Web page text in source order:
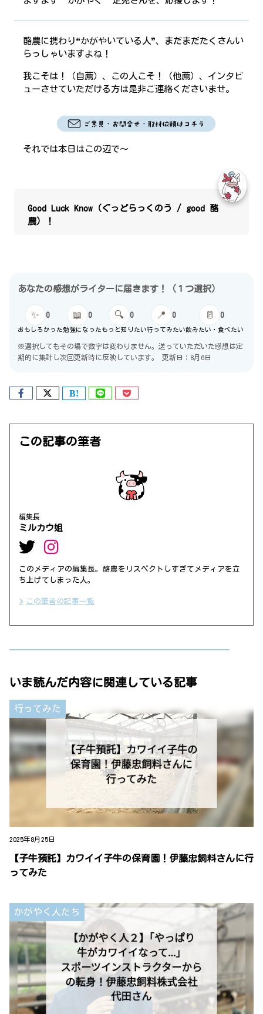
酪農に携わり❝かがやいている人❞、まだまだたくさんい
らっしゃいますよね！
我こそは！（自薦）、この人こそ！（他薦）、インタビ
ューさせていただける方は是非ご連絡くださいませ。
それでは本日はこの辺で～
Good Luck Know（ぐっどらっくのう / good 酪
農）！
あなたの感想がライターに届きます！（１つ選択）
✨ 0
おもしろかった
📖 0
勉強になった
🔍 0
もっと知りたい
📍 0
行ってみたい
🥛 0
飲みたい・食べたい
※選択してもその場で数字は変わりません。送っていただいた感想は定
期的に集計し次回更新時に反映しています。
更新日：8月6日
この記事の筆者
編集長
ミルカウ姐
このメディアの編集長。酪農をリスペクトしすぎてメディアを立
ち上げてしまった人。
この筆者の記事一覧
いま読んだ内容に関連している記事
行ってみた
2025年8月25日
【子牛預託】カワイイ子牛の保育園！伊藤忠飼料さんに行
ってみた
かがやく人たち